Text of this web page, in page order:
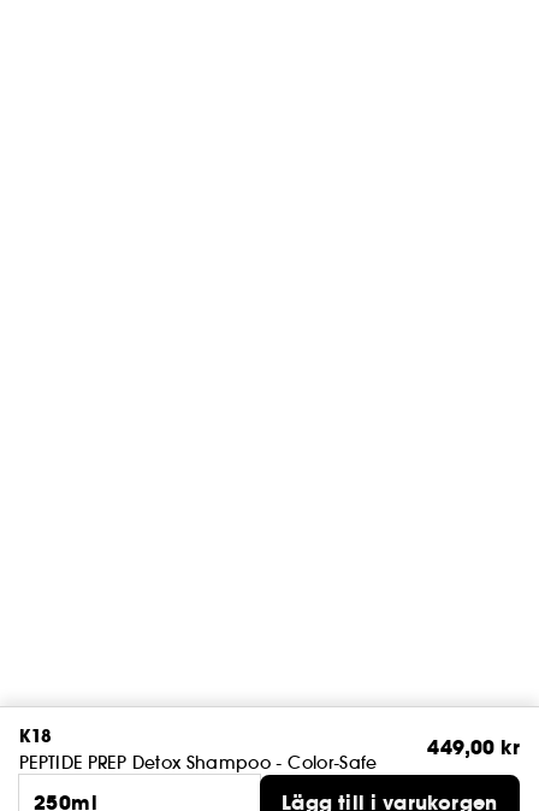
K18
PEPTIDE PREP Detox Shampoo - Color-Safe
449,00 kr
250ml
Lägg till i varukorgen